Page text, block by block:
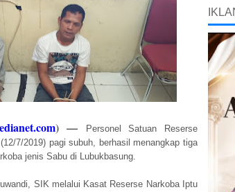
)—
Personel Satuan Reserse
7/2019) pagi subuh, berhasil menangkap tiga
jenis Sabu di Lubukbasung.
SIK melalui Kasat Reserse Narkoba Iptu